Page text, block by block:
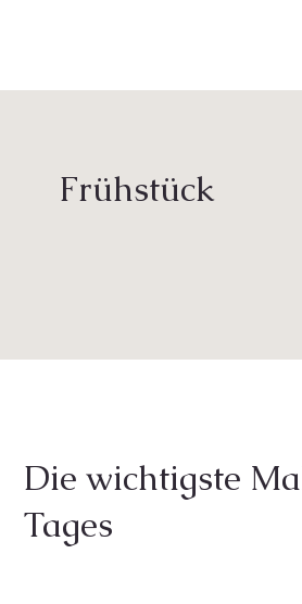
Frühstück
Die wichtigste
Tages